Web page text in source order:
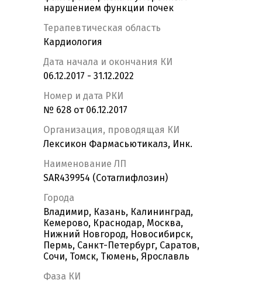
нарушением функции почек
Терапевтическая область
Кардиология
Дата начала и окончания КИ
06.12.2017 - 31.12.2022
Номер и дата РКИ
№ 628 от 06.12.2017
Организация, проводящая КИ
Лексикон Фармасьютикалз, Инк.
Наименование ЛП
SAR439954 (Сотаглифлозин)
Города
Владимир, Казань, Калининград,
Кемерово, Краснодар, Москва,
Нижний Новгород, Новосибирск,
Пермь, Санкт-Петербург, Саратов,
Сочи, Томск, Тюмень, Ярославль
Фаза КИ